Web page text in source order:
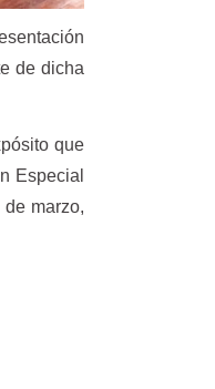
de dicha
que
Especial
marzo,